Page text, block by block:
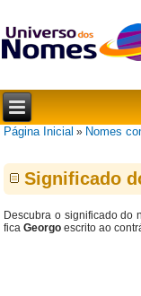
Página Inicial » Nomes
Significado
Descubra o significado do
ficaGeorgo escrito ao